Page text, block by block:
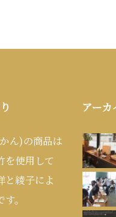
ん)の商品は
を使用して
と綾子によ
。
アーカ